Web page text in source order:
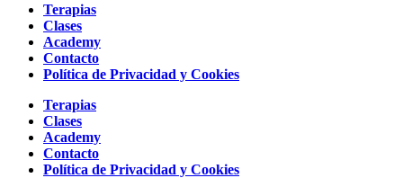
Terapias
Clases
Academy
Contacto
Política de Privacidad y Cookies
Terapias
Clases
Academy
Contacto
Política de Privacidad y Cookies